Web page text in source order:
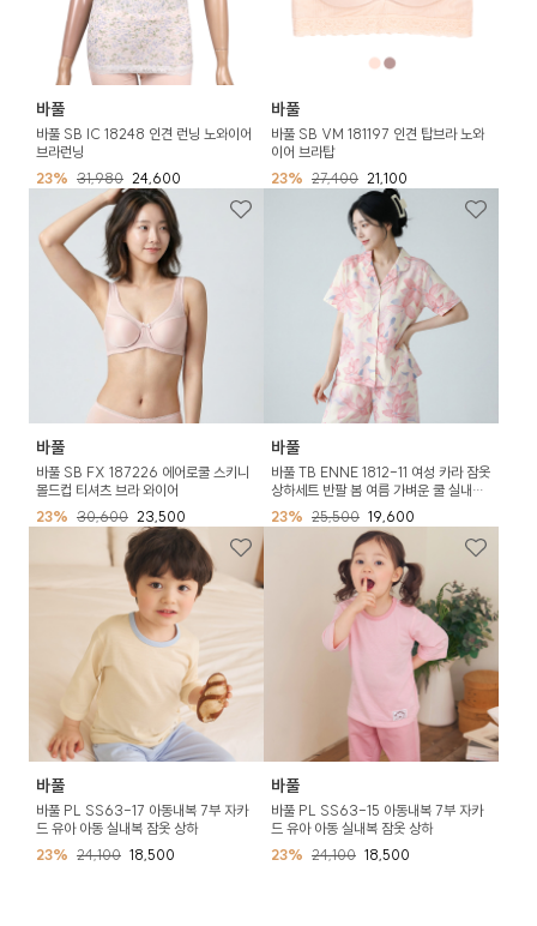
바풀
바풀 SB IC 18248 인견 런닝 노와이어
브라런닝
23% 31,980 24,600
바풀
바풀 SB VM 181197 인견 탑브라 노와
이어 브라탑
23% 27,400 21,100
바풀
바풀 SB FX 187226 에어로쿨 스키니
몰드컵 티셔츠 브라 와이어
23% 30,600 23,500
바풀
바풀 TB ENNE 1812-11 여성 카라 잠옷
상하세트 반팔 봄 여름 가벼운 쿨 실내복
0
23% 25,500 19,600
바풀
바풀 PL SS63-17 아동내복 7부 자카
드 유아 아동 실내복 잠옷 상하
23% 24,100 18,500
바풀
바풀 PL SS63-15 아동내복 7부 자카
드 유아 아동 실내복 잠옷 상하
23% 24,100 18,500